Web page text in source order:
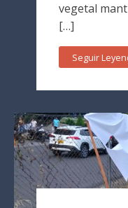
vegetal
[…]
Seguir